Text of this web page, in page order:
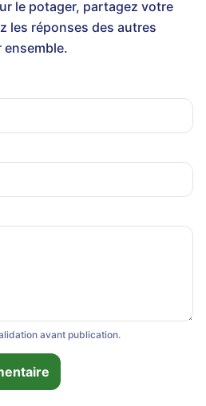
le potager, partagez votre
les réponses des autres
ensemble.
avant publication.